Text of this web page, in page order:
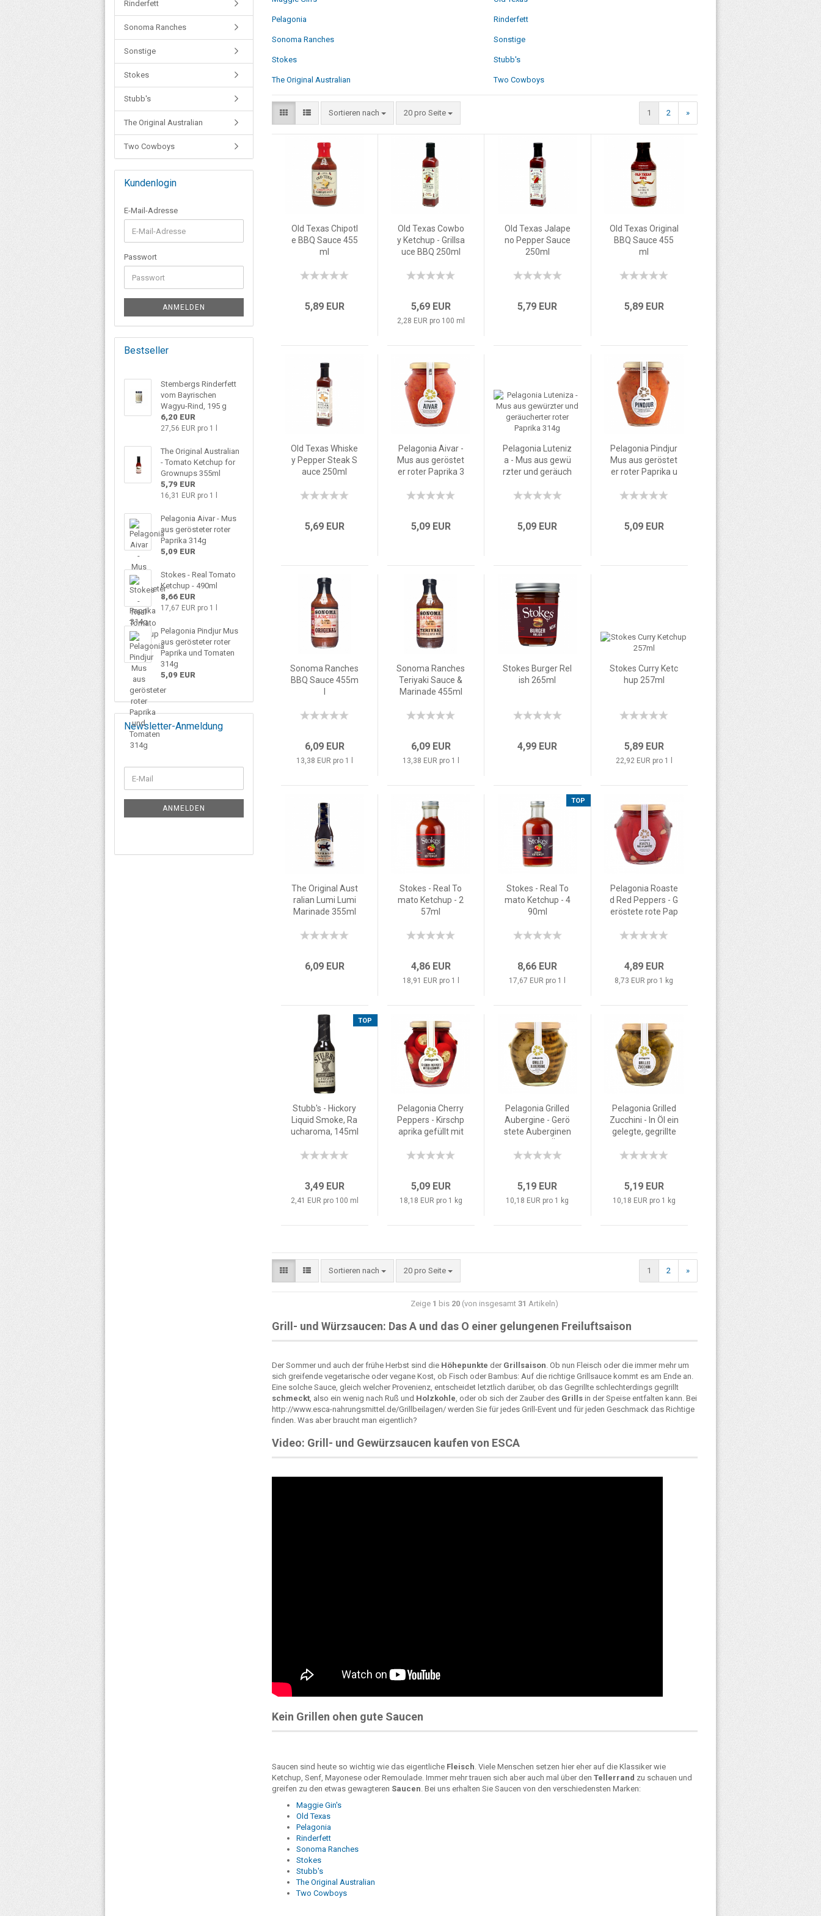
Pelagonia Rinderfett
Sonoma Ranches Sonstige
Stokes Stubb's
The Original Australian Two Cowboys
Sortieren nach 20 pro Seite 1 2 »
Old Texas Chipotl
e BBQ Sauce 455
ml
5,89 EUR
Old Texas Cowbo
y Ketchup - Grillsa
uce BBQ 250ml
5,69 EUR
2,28 EUR pro 100 ml
Old Texas Jalape
no Pepper Sauce
250ml
5,79 EUR
Old Texas Original
BBQ Sauce 455
ml
5,89 EUR
Old Texas Whiske
y Pepper Steak S
auce 250ml
5,69 EUR
Pelagonia Aivar -
Mus aus geröstet
er roter Paprika 3
5,09 EUR
Pelagonia Luteniz
a - Mus aus gewü
rzter und geräuch
a 314g
5,09 EUR
Pelagonia Pindjur
Mus aus geröstet
er roter Paprika u
5,09 EUR
Sonoma Ranches
BBQ Sauce 455m
6,09 EUR
13,38 EUR pro 1 l
Sonoma Ranches
Teriyaki Sauce &
Marinade 455ml
6,09 EUR
13,38 EUR pro 1 l
Stokes Burger Rel
ish 265ml
4,99 EUR
Stokes Curry Ketc
hup 257ml
5,89 EUR
22,92 EUR pro 1 l
The Original Aust
ralian Lumi Lumi
Marinade 355ml
6,09 EUR
Stokes - Real To
mato Ketchup - 2
57ml
4,86 EUR
18,91 EUR pro 1 l
TOP
Stokes - Real To
mato Ketchup - 4
90ml
8,66 EUR
17,67 EUR pro 1 l
Pelagonia Roaste
d Red Peppers - G
eröstete rote Pap
0g
4,89 EUR
8,73 EUR pro 1 kg
TOP
Stubb's - Hickory
Liquid Smoke, Ra
ucharoma, 145ml
3,49 EUR
2,41 EUR pro 100 ml
Pelagonia Cherry
Peppers - Kirschp
aprika gefüllt mit
5,09 EUR
18,18 EUR pro 1 kg
Pelagonia Grilled
Aubergine - Gerö
stete Auberginen
0g
5,19 EUR
10,18 EUR pro 1 kg
Pelagonia Grilled
Zucchini - In Öl ein
gelegte, gegrillte
510g
5,19 EUR
10,18 EUR pro 1 kg
Sortieren nach 20 pro Seite 1 2 »
Zeige 1 bis 20 (von insgesamt31 Artikeln)
Grill- und Würzsaucen: Das A und das O einer gelungenen Freiluftsaison
Der Sommer und auch der frühe Herbst sind die Höhepunkte der Grillsaison. Ob nun Fleisch oder die immer mehr um
sich greifende vegetarische oder vegane Kost, ob Fisch oder Bambus: Auf die richtige Grillsauce kommt es am Ende an.
Eine solche Sauce, gleich welcher Provenienz, entscheidet letztlich darüber, ob das Gegrillte schlechterdings gegrillt
schmeckt, also ein wenig nach Ruß und Holzkohle, oder ob sich der Zauber des Grillsin der Speise entfalten kann. Bei
http://www.esca-nahrungsmittel.de/Grillbeilagen/ werden Sie für jedes Grill-Event und für jeden Geschmack das Richtige
finden. Was aber braucht man eigentlich?
Video: Grill- und Gewürzsaucen kaufen von ESCA
Kein Grillen ohen gute Saucen
Saucen sind heute so wichtig wie das eigentliche Fleisch. Viele Menschen setzen hier eher auf die Klassiker wie
Ketchup, Senf, Mayonese oder Remoulade. Immer mehr trauen sich aber auch mal über den Tellerrand zu schauen und
greifen zu den etwas gewagteren Saucen. Bei uns erhalten Sie Saucen von den verschiedensten Marken:
Maggie Gin's
Old Texas
Pelagonia
Rinderfett
Sonoma Ranches
Stokes
Stubb's
The Original Australian
Two Cowboys
Rinderfett
Sonoma Ranches
Sonstige
Stokes
Stubb's
The Original Australian
Two Cowboys
Kundenlogin
E-Mail-Adresse
Passwort
ANMELDEN
Bestseller
Stembergs Rinderfett
vom Bayrischen
Wagyu-Rind, 195 g
6,20 EUR
27,56 EUR pro 1 l
The Original Australian
- Tomato Ketchup for
Grownups 355ml
5,79 EUR
16,31 EUR pro 1 l
Pelagonia Aivar - Mus
aus gerösteter roter
Paprika 314g
5,09 EUR
Stokes - Real Tomato
Ketchup - 490ml
8,66 EUR
17,67 EUR pro 1 l
Pelagonia Pindjur Mus
aus gerösteter roter
Paprika und Tomaten
314g
5,09 EUR
Newsletter-Anmeldung
ANMELDEN